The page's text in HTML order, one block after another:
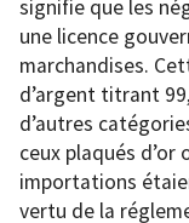
signifie que les
une licence
marchandises.
d’argent titrant
d’autres
ceux plaqués d’or
importations
vertu de la